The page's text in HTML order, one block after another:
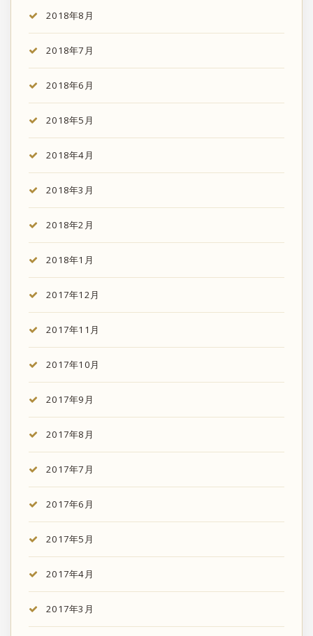
2018年8月
2018年7月
2018年6月
2018年5月
2018年4月
2018年3月
2018年2月
2018年1月
2017年12月
2017年11月
2017年10月
2017年9月
2017年8月
2017年7月
2017年6月
2017年5月
2017年4月
2017年3月